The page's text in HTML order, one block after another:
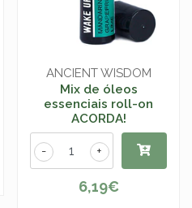
ANCIENT WISDOM
Mix de óleos
essenciais roll-on
ACORDA!
+
-
6,19€